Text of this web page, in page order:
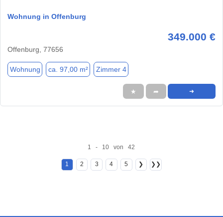
Wohnung in Offenburg
349.000 €
Offenburg, 77656
Wohnung ca. 97,00 m² Zimmer 4
★ ➦ ➜
1 - 10 von 42
1 2 3 4 5 ❯ ❯❯